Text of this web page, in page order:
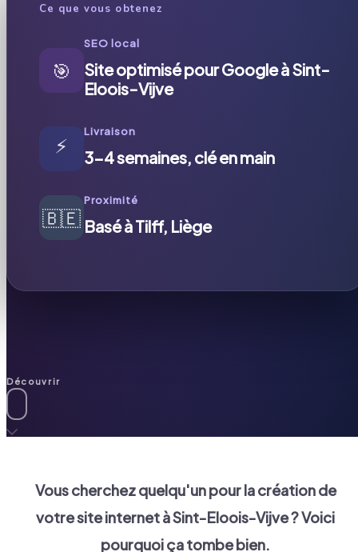
Ce que vous obtenez
🎯
SEO local
Site optimisé pour Google à Sint-
Eloois-Vijve
⚡
Livraison
3-4 semaines, clé en main
🇧🇪
Proximité
Basé à Tilff, Liège
Découvrir
Vous cherchez quelqu'un pour la création de
votre site internet àSint-Eloois-Vijve? Voici
pourquoi ça tombe bien.